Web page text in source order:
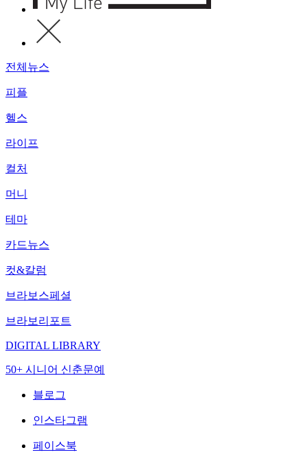
전체뉴스
피플
헬스
라이프
컬처
머니
테마
카드뉴스
컷&칼럼
브라보스페셜
브라보리포트
DIGITAL LIBRARY
50+ 시니어 신춘문예
블로그
인스타그램
페이스북